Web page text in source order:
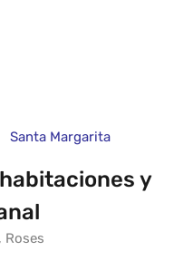
Santa Margarita
y
Roses